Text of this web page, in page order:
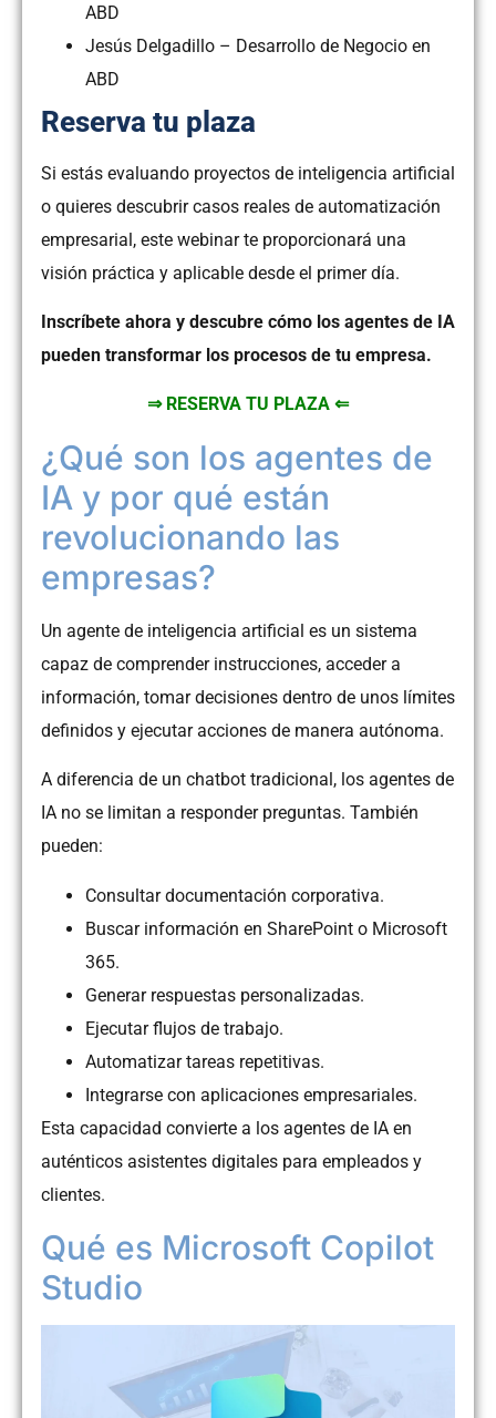
ABD
Jesús Delgadillo – Desarrollo de Negocio en
ABD
Reserva tu plaza
Si estás evaluando proyectos de inteligencia artificial
o quieres descubrir casos reales de automatización
empresarial, este webinar te proporcionará una
visión práctica y aplicable desde el primer día.
Inscríbete ahora y descubre cómo los agentes de IA
pueden transformar los procesos de tu empresa.
⇒ RESERVA TU PLAZA ⇐
¿Qué son los agentes de
IA y por qué están
revolucionando las
empresas?
Un agente de inteligencia artificial es un sistema
capaz de comprender instrucciones, acceder a
información, tomar decisiones dentro de unos límites
definidos y ejecutar acciones de manera autónoma.
A diferencia de un chatbot tradicional, los agentes de
IA no se limitan a responder preguntas. También
pueden:
Consultar documentación corporativa.
Buscar información en SharePoint o Microsoft
365.
Generar respuestas personalizadas.
Ejecutar flujos de trabajo.
Automatizar tareas repetitivas.
Integrarse con aplicaciones empresariales.
Esta capacidad convierte a los agentes de IA en
auténticos asistentes digitales para empleados y
clientes.
Qué es Microsoft Copilot
Studio